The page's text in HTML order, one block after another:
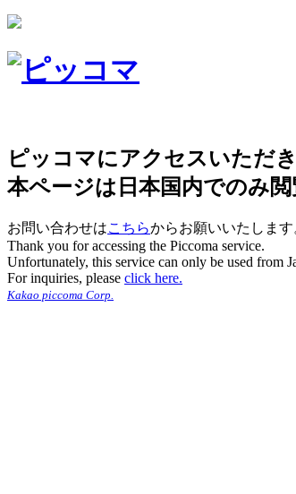
ピッコマにアクセスいただ
本ページは日本国内でのみ閲
お問い合わせはこちらからお願いいたします
Thank you for accessing the Piccoma service.
Unfortunately, this service can only be used from
For inquiries, please click here.
Kakao piccoma Corp.